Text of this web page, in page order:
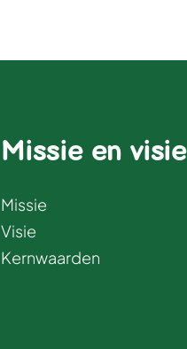
Missie en visie
Missie
Visie
Kernwaarden